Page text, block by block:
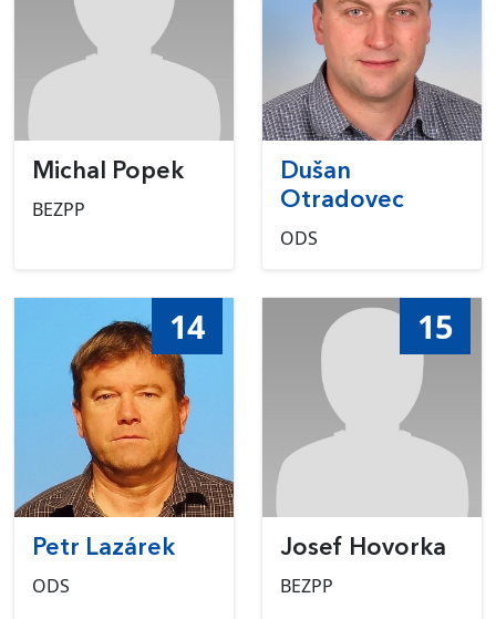
Michal Popek
BEZPP
Dušan
Otradovec
ODS
14
Petr Lazárek
ODS
15
Josef Hovorka
BEZPP